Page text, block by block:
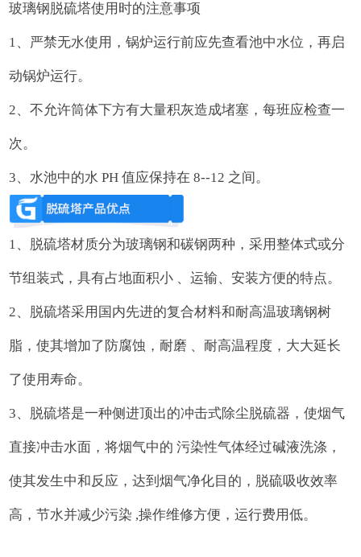
玻璃钢脱硫塔使用时的注意事项
1、严禁无水使用，锅炉运行前应先查看池中水位，再启
动锅炉运行。
2、不允许筒体下方有大量积灰造成堵塞，每班应检查一
次。
3、水池中的水 PH 值应保持在 8--12 之间。
1、脱硫塔材质分为玻璃钢和碳钢两种，采用整体式或分
节组装式，具有占地面积小 、运输、安装方便的特点。
2、脱硫塔采用国内先进的复合材料和耐高温玻璃钢树
脂，使其增加了防腐蚀，耐磨 、耐高温程度，大大延长
了使用寿命。
3、脱硫塔是一种侧进顶出的冲击式除尘脱硫器，使烟气
直接冲击水面，将烟气中的 污染性气体经过碱液洗涤，
使其发生中和反应，达到烟气净化目的，脱硫吸收效率
高，节水并减少污染 ,操作维修方便，运行费用低。